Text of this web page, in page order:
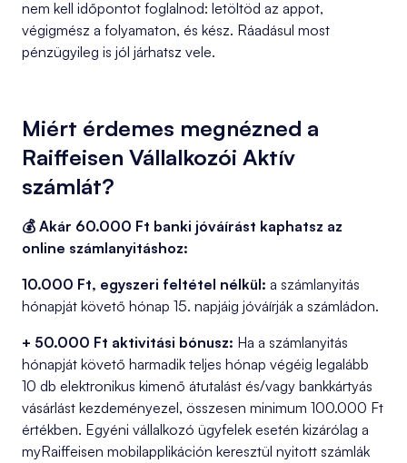
nem kell időpontot foglalnod: letöltöd az appot,
végigmész a folyamaton, és kész. Ráadásul most
pénzügyileg is jól járhatsz vele.
Miért érdemes megnézned a
Raiffeisen Vállalkozói Aktív
számlát?
💰 Akár 60.000 Ft banki jóváírást kaphatsz az
online számlanyitáshoz:
10.000 Ft, egyszeri feltétel nélkül: a számlanyitás
hónapját követő hónap 15. napjáig jóváírják a számládon.
+ 50.000 Ft aktivitási bónusz: Ha a számlanyitás
hónapját követő harmadik teljes hónap végéig legalább
10 db elektronikus kimenő átutalást és/vagy bankkártyás
vásárlást kezdeményezel, összesen minimum 100.000 Ft
értékben. Egyéni vállalkozó ügyfelek esetén kizárólag a
myRaiffeisen mobilapplikáción keresztül nyitott számlák